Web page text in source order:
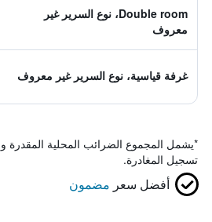
Double room، نوع السرير غير
معروف
غرفة قياسية، نوع السرير غير معروف
*يشمل المجموع الضرائب المحلية المقدرة
تسجيل المغادرة.
أفضل سعر مضمون